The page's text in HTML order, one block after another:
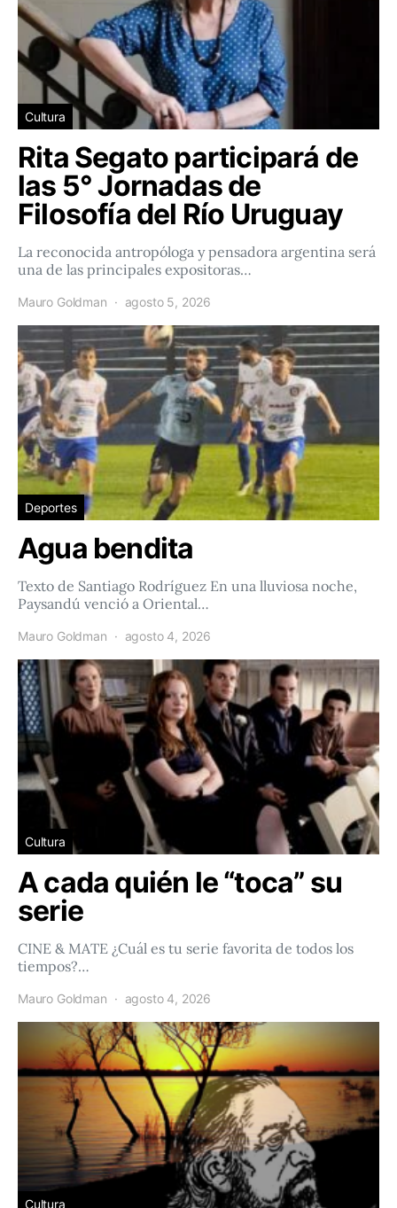
Cultura
Rita Segato participará de
las 5° Jornadas de
Filosofía del Río Uruguay
La reconocida antropóloga y pensadora argentina será
una de las principales expositoras…
Mauro Goldman agosto 5, 2026
Deportes
Agua bendita
Texto de Santiago Rodríguez En una lluviosa noche,
Paysandú venció a Oriental…
Mauro Goldman agosto 4, 2026
Cultura
A cada quién le “toca” su
serie
CINE & MATE ¿Cuál es tu serie favorita de todos los
tiempos?…
Mauro Goldman agosto 4, 2026
Cultura